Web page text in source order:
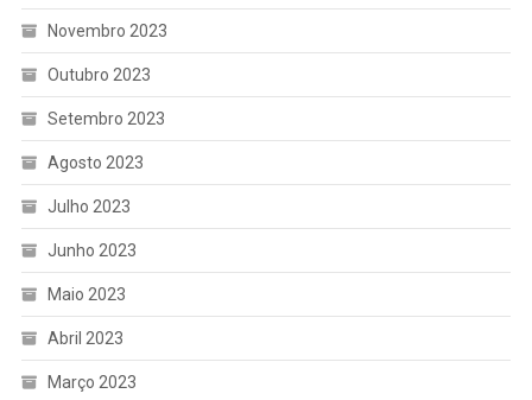
Novembro 2023
Outubro 2023
Setembro 2023
Agosto 2023
Julho 2023
Junho 2023
Maio 2023
Abril 2023
Março 2023